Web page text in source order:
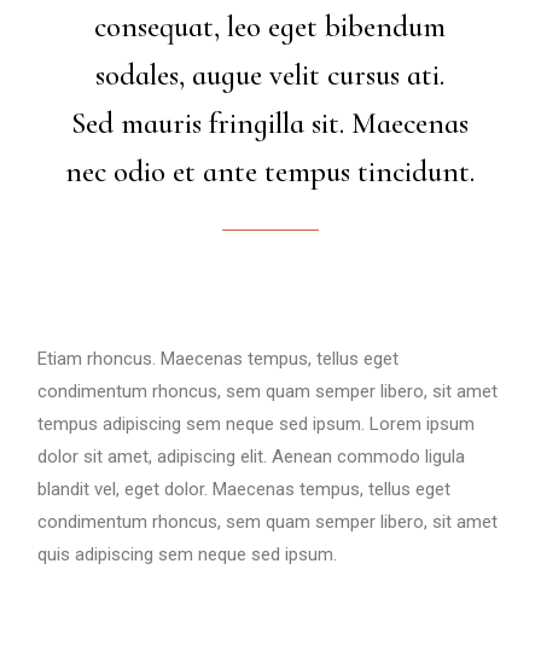
consequat, leo eget bibendum
sodales, augue velit cursus ati.
Sed mauris fringilla sit. Maecenas
nec odio et ante tempus tincidunt.
Etiam rhoncus. Maecenas tempus, tellus eget
condimentum rhoncus, sem quam semper libero, sit amet
tempus adipiscing sem neque sed ipsum. Lorem ipsum
dolor sit amet, adipiscing elit. Aenean commodo ligula
blandit vel, eget dolor. Maecenas tempus, tellus eget
condimentum rhoncus, sem quam semper libero, sit amet
quis adipiscing sem neque sed ipsum.